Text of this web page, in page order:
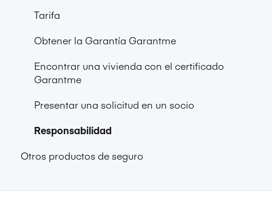
Tarifa
Obtener la Garantía Garantme
Encontrar una vivienda con el certificado
Garantme
Presentar una solicitud en un socio
Responsabilidad
Otros productos de seguro